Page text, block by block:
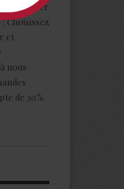
calendrier
Choisissez
et
nous
de 30%